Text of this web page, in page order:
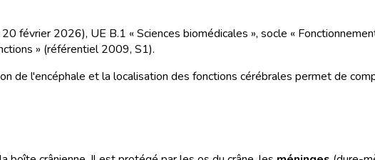
février 2026), UE B.1 « Sciences biomédicales », socle «
» (référentiel 2009, S1).
de l'encéphale et la localisation des fonctions cérébrales permet de